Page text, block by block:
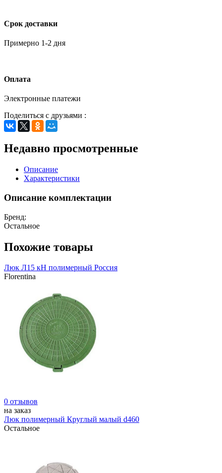
Срок доставки
Примерно 1-2 дня
Оплата
Электронные платежи
Поделиться с друзьями :
Недавно просмотренные
Описание
Характеристики
Описание комплектации
Бренд:
Остальное
Похожие товары
Люк Л15 кН полимерный Россия
Florentina
0 отзывов
на заказ
Люк полимерный Круглый малый d460
Остальное